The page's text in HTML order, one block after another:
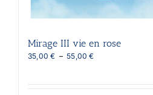
Mirage III vie en rose
35,00€ – 55,00€Plage